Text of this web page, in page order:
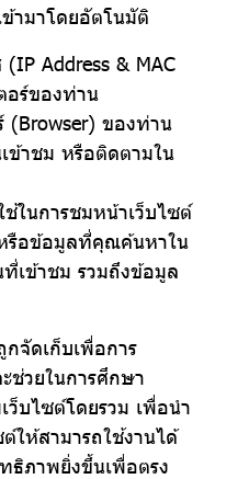
ามาโดยอัตโนมัติ
Address & MAC
อร์ของท่าน
ของท่าน
าชม หรือติดตามใน
ในการชมหน้าเว็บไซต์
รือข้อมูลที่คุณค้นหาใน
ที่เข้าชม รวมถึงข้อมูล
จัดเก็บเพื่อการ
ช่วยในการศึกษา
ว็บไซต์โดยรวม เพื่อนำ
ห้สามารถใช้งานได้
ธิภาพยิ่งขึ้นเพื่อตรง